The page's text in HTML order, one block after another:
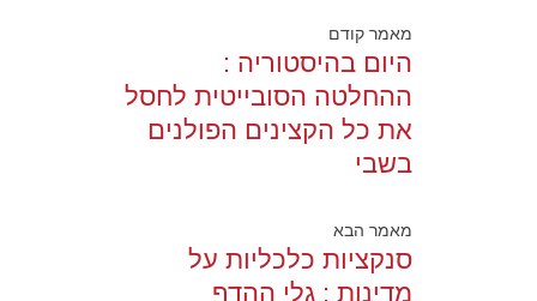
מאמר קודם
היום בהיסטוריה :
ההחלטה הסובייטית לחסל
את כל הקצינים הפולנים
בשבי
מאמר הבא
סנקציות כלכליות על
מדינות : גלי ההדף